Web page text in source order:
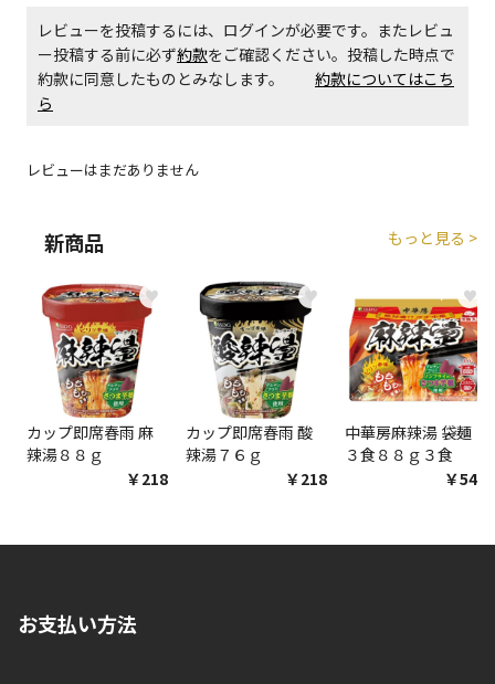
レビューを投稿するには、ログインが必要です。またレビュ
ー投稿する前に必ず約款をご確認ください。投稿した時点で
約款に同意したものとみなします。 約款についてはこち
ら
レビューはまだありません
新商品 もっと見る >
♥
カップ即席春雨 麻
辣湯８８ｇ
￥218
♥
カップ即席春雨 酸
辣湯７６ｇ
￥218
♥
中華房麻辣湯 袋麺
３食８８ｇ３食
￥548
お支払い方法